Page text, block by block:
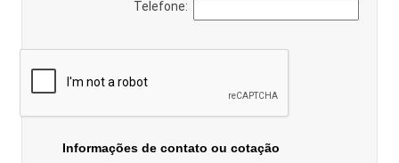
Telefone:
Informações de contato ou cotação